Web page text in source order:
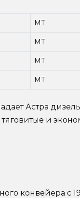
MT
MT
MT
MT
Астра
и
конвейера с